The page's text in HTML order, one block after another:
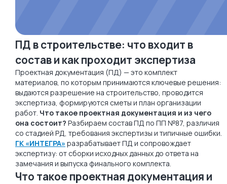
ПД в строительстве: что входит в
состав и как проходит экспертиза
Проектная документация (ПД) — это комплект
материалов, по которым принимаются ключевые решения:
выдаются разрешение на строительство, проводится
экспертиза, формируются сметы и план организации
работ. Что такое проектная документация и из чего
она состоит? Разбираем состав ПД по ПП №87, различия
со стадией РД, требования экспертизы и типичные ошибки.
ГК «ИНТЕГРА» разрабатывает ПД и сопровождает
экспертизу: от сборки исходных данных до ответа на
замечания и выпуска финального комплекта.
Что такое проектная документация и